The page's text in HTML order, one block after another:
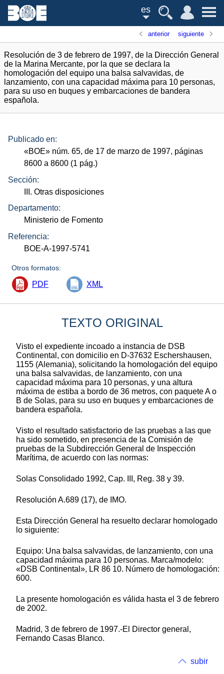
es
anterior siguiente
Resolución de 3 de febrero de 1997, de la Dirección General
de la Marina Mercante, por la que se declara la
homologación del equipo una balsa salvavidas, de
lanzamiento, con una capacidad máxima para 10 personas,
para su uso en buques y embarcaciones de bandera
española.
Publicado en:
«BOE» núm. 65, de 17 de marzo de 1997, páginas
8600 a 8600 (1 pág.)
Sección:
III. Otras disposiciones
Departamento:
Ministerio de Fomento
Referencia:
BOE-A-1997-5741
Otros formatos:
PDF XML
TEXTO ORIGINAL
Visto el expediente incoado a instancia de DSB
Continental, con domicilio en D-37632 Eschershausen,
1155 (Alemania), solicitando la homologación del equipo
una balsa salvavidas, de lanzamiento, con una
capacidad máxima para 10 personas, y una altura
máxima de estiba a bordo de 36 metros, con paquete A o
B de Solas, para su uso en buques y embarcaciones de
bandera española.
Visto el resultado satisfactorio de las pruebas a las que
ha sido sometido, en presencia de la Comisión de
pruebas de la Subdirección General de Inspección
Marítima, de acuerdo con las normas:
Solas Consolidado 1992, Cap. III, Reg. 38 y 39.
Resolución A.689 (17), de IMO.
Esta Dirección General ha resuelto declarar homologado
lo siguiente:
Equipo: Una balsa salvavidas, de lanzamiento, con una
capacidad máxima para 10 personas. Marca/modelo:
«DSB Continental», LR 86 10. Número de homologación:
600.
La presente homologación es válida hasta el 3 de febrero
de 2002.
Madrid, 3 de febrero de 1997.-El Director general,
Fernando Casas Blanco.
subir